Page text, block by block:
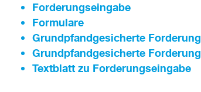
Forderungseingabe
Formulare
Grundpfandgesicherte Forderung
Grundpfandgesicherte Forderung
Textblatt zu Forderungseingabe